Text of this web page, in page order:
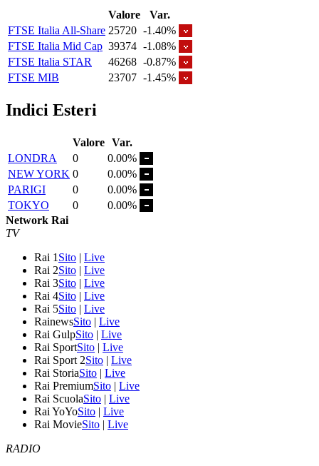
Valore
Var.
FTSE Italia All-Share 25720 -1.40%
FTSE Italia Mid Cap 39374 -1.08%
FTSE Italia STAR
46268 -0.87%
FTSE MIB
23707 -1.45%
Indici Esteri
Valore Var.
LONDRA
0
0.00%
NEW YORK 0
0.00%
PARIGI
0
0.00%
TOKYO
0
0.00%
Network Rai
TV
Rai 1 Sito | Live
Rai 2Sito | Live
Rai 3Sito | Live
Rai 4Sito | Live
Rai 5Sito | Live
RainewsSito | Live
Rai GulpSito | Live
Rai SportSito | Live
Rai Sport 2Sito | Live
Rai StoriaSito | Live
Rai PremiumSito | Live
Rai ScuolaSito | Live
Rai YoYoSito | Live
Rai MovieSito | Live
RADIO